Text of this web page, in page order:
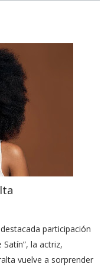
participación
la actriz,
vuelve a sorprender